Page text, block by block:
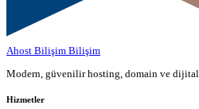
Ahost Bilişim Bilişim
Modern, güvenilir hosting, domain ve
Hizmetler